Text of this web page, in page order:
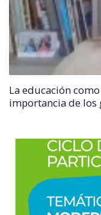
La educación
importancia de los